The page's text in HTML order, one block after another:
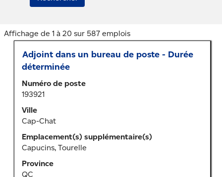
Affichage de 1 à 20 sur 587 emploisRésultats
de
la
20
Titre
Adjoint dans un bureau de poste - Durée
déterminée
Numéro de poste
193921
Ville
Cap-Chat
Emplacement(s) supplémentaire(s)
Capucins, Tourelle
Province
QC
Sélectionner
au
de
la
barre
d’espacement
afficher
tout
le
contenu